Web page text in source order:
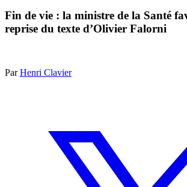
Fin de vie : la ministre de la Santé
reprise du texte d’Olivier Falorni
ParHenri Clavier